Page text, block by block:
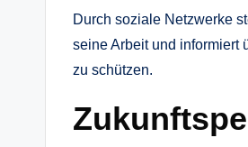
Durch soziale Netzwerke
seine Arbeit und informiert
zu schützen.